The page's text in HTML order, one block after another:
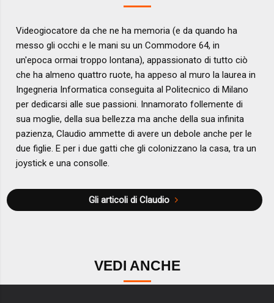
Videogiocatore da che ne ha memoria (e da quando ha
messo gli occhi e le mani su un Commodore 64, in
un'epoca ormai troppo lontana), appassionato di tutto ciò
che ha almeno quattro ruote, ha appeso al muro la laurea in
Ingegneria Informatica conseguita al Politecnico di Milano
per dedicarsi alle sue passioni. Innamorato follemente di
sua moglie, della sua bellezza ma anche della sua infinita
pazienza, Claudio ammette di avere un debole anche per le
due figlie. E per i due gatti che gli colonizzano la casa, tra un
joystick e una consolle.
Gli articoli di Claudio
VEDI ANCHE